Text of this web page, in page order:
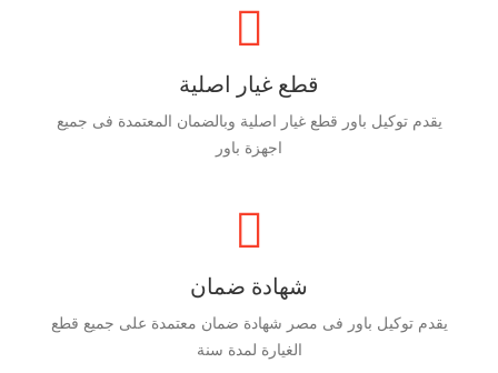
قطع غيار اصلية
يقدم توكيل باور قطع غيار اصلية وبالضمان المعتمدة فى جميع
اجهزة باور
شهادة ضمان
يقدم توكيل باور فى مصر شهادة ضمان معتمدة على جميع قطع
الغيارة لمدة سنة